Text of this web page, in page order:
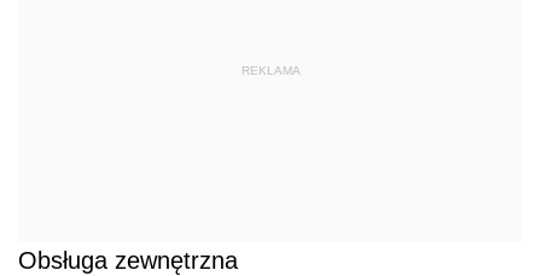
REKLAMA
Obsługa zewnętrzna